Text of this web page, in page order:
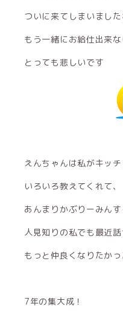
ついに来てしまいまし
もう一緒にお給仕出来
とっても悲しいです
えんちゃんは私がキッ
いろいろ教えてくれて、
あんまりかぶりーみん
人見知りの私でも最近
もっと仲良くなりたかっ
7年の集大成！